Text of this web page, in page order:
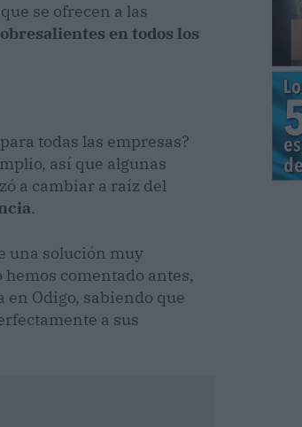
se ofrecen a las
en todos los
todas las empresas?
así que algunas
a cambiar a raíz del
.
una solución muy
hemos comentado antes,
Odigo, sabiendo que
a sus